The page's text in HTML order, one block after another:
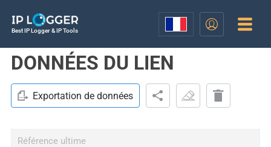
Best IP Logger & IP Tools
DONNÉES DU LIEN
Exportation de données
Référence ultime